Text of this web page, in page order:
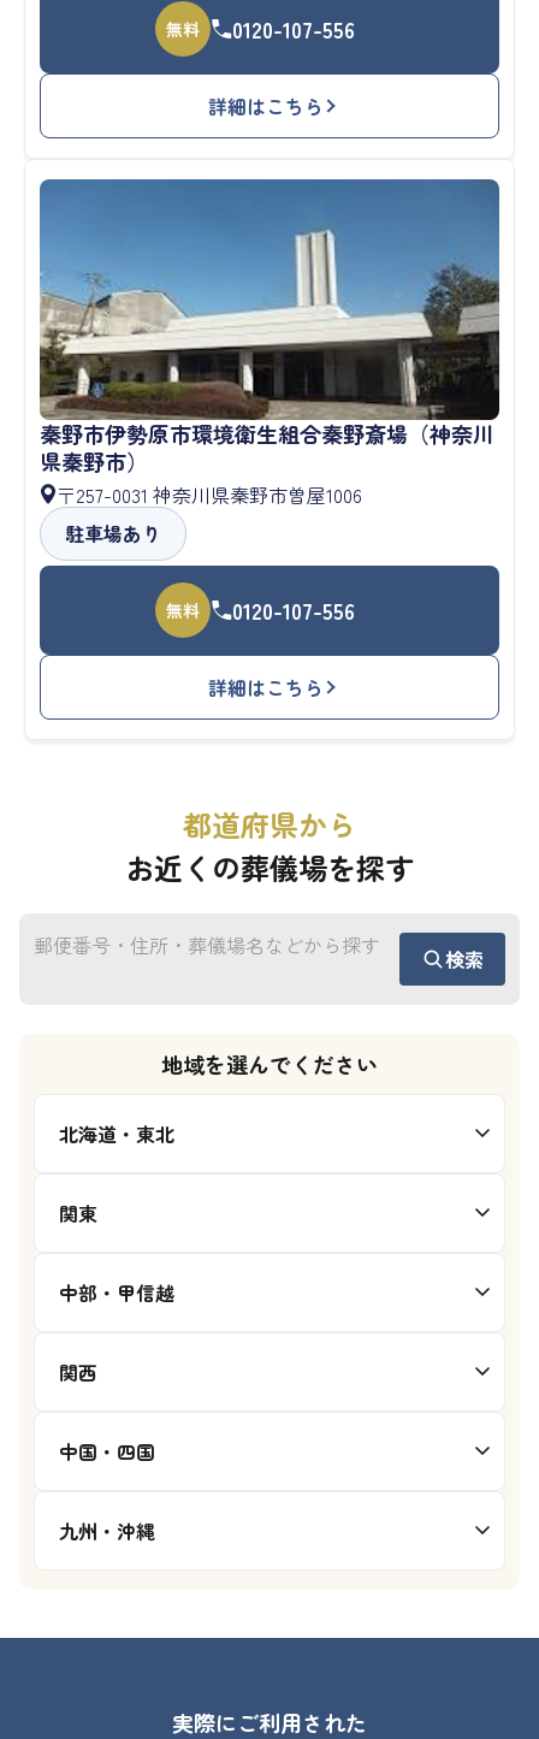
無料 0120-107-556
詳細はこちら
秦野市伊勢原市環境衛生組合秦野斎場（神奈川
県秦野市）
〒257-0031 神奈川県秦野市曽屋1006
駐車場あり
無料 0120-107-556
詳細はこちら
都道府県から
お近くの葬儀場を探す
地域を選んでください
北海道・東北
関東
中部・甲信越
関西
中国・四国
九州・沖縄
検索
実際にご利用された